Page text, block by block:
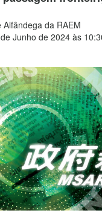
Alfândega da RAEM
Junho de 2024 às